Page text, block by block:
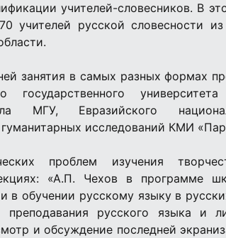
учителей-словесников. В
учителей русской словесности
занятия в самых разных формах
государственного
МГУ, Евразийского
исследований КМИ
проблем изучения
«А.П. Чехов в программе
в обучении русскому языку в
русского языка и
и обсуждение последней